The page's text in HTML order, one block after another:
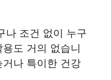
나 조건 없이 누구
도 거의 없습니
나 특이한 건강